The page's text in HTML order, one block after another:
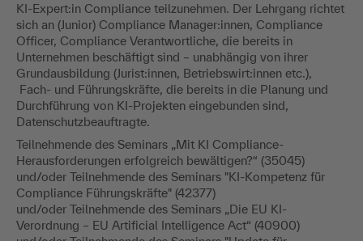
KI-Expert:in Compliance teilzunehmen. Der Lehrgang richtet
sich an (Junior) Compliance Manager:innen, Compliance
Officer, Compliance Verantwortliche, die bereits in
Unternehmen beschäftigt sind – unabhängig von ihrer
Grundausbildung (Jurist:innen, Betriebswirt:innen etc.),
Fach- und Führungskräfte, die bereits in die Planung und
Durchführung von KI-Projekten eingebunden sind,
Datenschutzbeauftragte.
Teilnehmende des Seminars „Mit KI Compliance-
Herausforderungen erfolgreich bewältigen?“ (35045)
und/oder Teilnehmende des Seminars "KI-Kompetenz für
Compliance Führungskräfte" (42377)
und/oder Teilnehmende des Seminars „Die EU KI-
Verordnung – EU Artificial Intelligence Act“ (40900)